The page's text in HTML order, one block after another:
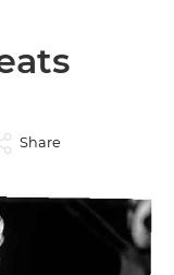
Share